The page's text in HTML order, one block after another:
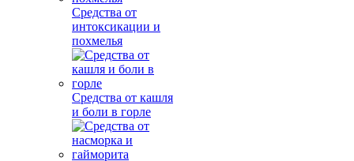
Средства от
интоксикации и
похмелья
Средства от кашля
и боли в горле